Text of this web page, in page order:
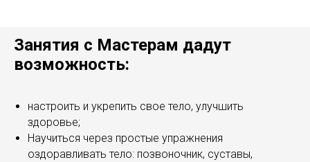
Занятия с Мастерам дадут
возможность:
настроить и укрепить свое тело, улучшить
здоровье;
Научиться через простые упражнения
оздоравливать тело: позвоночник, суставы,